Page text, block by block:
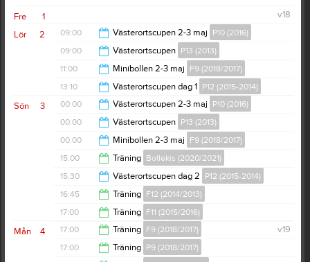
1
Fre
v.18
2
Lör 09:00 Västerortscupen 2-3 maj P10 (2016)
00:00
09:00 Västerortscupen P13 (2013)
00:00
11:00 Minibollen 2-3 maj F9 (2018/2017)
00:00
13:10 Västerortscupen dag 1 P12 (2015-2014)
17:20
3
Sön 00:00 Västerortscupen 2-3 maj P10 (2016)
16:00
00:00 Västerortscupen P13 (2013)
16:00
00:00 Minibollen 2-3 maj F9 (2018/2017)
17:00
15:00 Träning Bollekis (2020/2021)
16:00
15:30 Västerortscupen dag 2 P12 (2015-2014)
17:45
16:45 Träning F12 (2014/2013)
18:30
17:00 Träning F11 (2015/2016)
18:00
4
Mån v.19
17:00 Träning F9 (2018/2017)
17:00 Träning P9 (2018/2017)